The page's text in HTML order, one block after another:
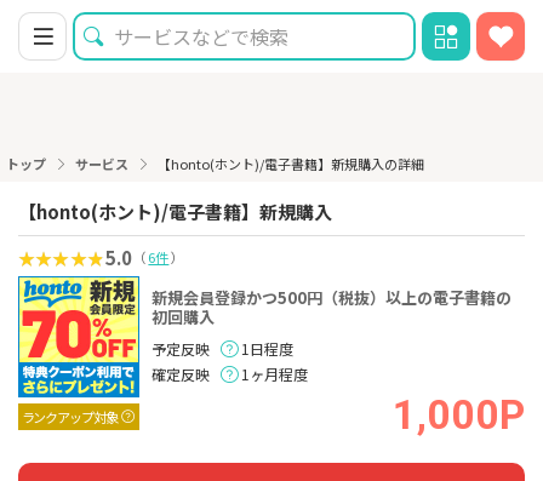
トップ サービス 【honto(ホント)/電子書籍】新規購入の詳細
【honto(ホント)/電子書籍】新規購入
5.0 （6件）
ランクアップ対象
新規会員登録かつ500円（税抜）以上の電子書籍の
初回購入
予定反映
1日程度
確定反映
1ヶ月程度
1,000P